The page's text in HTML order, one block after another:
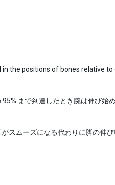
the positions of bones relative to
まで到達したとき腕は伸び始
スムーズになる代わりに脚の伸